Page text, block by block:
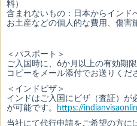
料）
含まれないもの：日本からインド
お土産などの個人的な費用、傷害
＜パスポート＞
ご入国時に、 6か月以上の有効期
コピーをメール添付でお送りくだ
＜インドビザ＞
インドはご入国にビザ（査証）が
が可能です。
https://
当社にて代行申請をご希望の方に